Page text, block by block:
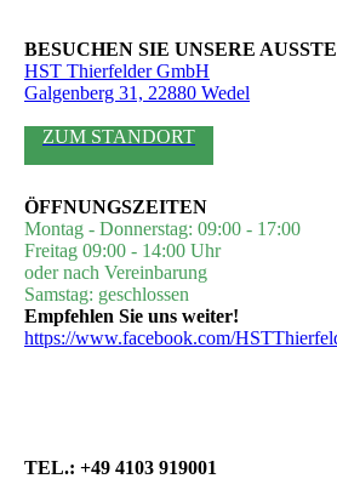
BESUCHEN SIE UNSERE
HST Thierfelder GmbH
Galgenberg 31, 22880 Wedel
ZUM STANDORT
ÖFFNUNGSZEITEN
Montag - Donnerstag: 09:00 - 17:00
Freitag 09:00 - 14:00 Uhr
oder nach Vereinbarung
Samstag: geschlossen
Empfehlen Sie uns weiter!
https://www.facebook.com/
TEL.: +49 4103 919001